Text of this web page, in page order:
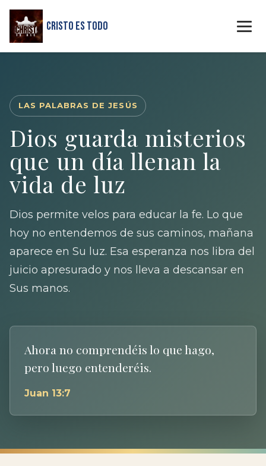
Cristo Es Todo
LAS PALABRAS DE JESÚS
Dios guarda misterios
que un día llenan la
vida de luz
Dios permite velos para educar la fe. Lo que
hoy no entendemos de sus caminos, mañana
aparece en Su luz. Esa esperanza nos libra del
juicio apresurado y nos lleva a descansar en
Sus manos.
Ahora no comprendéis lo que hago,
pero luego entenderéis.
Juan 13:7